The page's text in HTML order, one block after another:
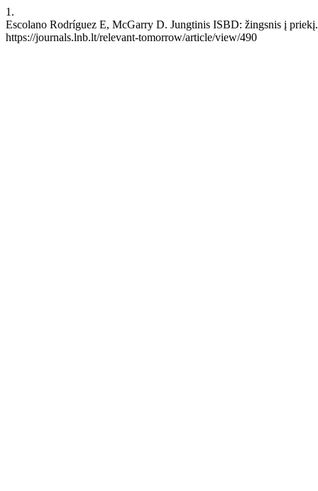
1.
Escolano Rodríguez E, McGarry D. Jungtinis ISBD: žingsnis į
https://journals.lnb.lt/relevant-tomorrow/article/view/490